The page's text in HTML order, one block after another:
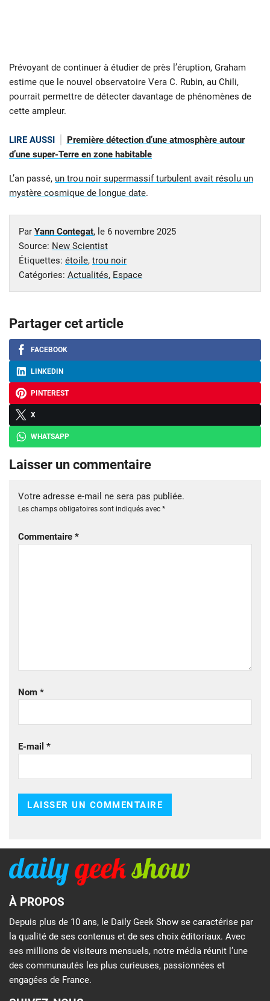
Prévoyant de continuer à étudier de près l’éruption, Graham
estime que le nouvel observatoire Vera C. Rubin, au Chili,
pourrait permettre de détecter davantage de phénomènes de
cette ampleur.
LIRE AUSSI
Première détection d’une atmosphère autour
d’une super-Terre en zone habitable
L’an passé, un trou noir supermassif turbulent avait résolu un
mystère cosmique de longue date.
Par Yann Contegat, le 6 novembre 2025
Source: New Scientist
Étiquettes: étoile, trou noir
Catégories: Actualités, Espace
Partager cet article
FACEBOOK
LINKEDIN
PINTEREST
X
WHATSAPP
Laisser un commentaire
Votre adresse e-mail ne sera pas publiée.
Les champs obligatoires sont indiqués avec *
Commentaire *
Nom *
E-mail *
À PROPOS
Depuis plus de 10 ans, le Daily Geek Show se caractérise par
la qualité de ses contenus et de ses choix éditoriaux. Avec
ses millions de visiteurs mensuels, notre média réunit l’une
des communautés les plus curieuses, passionnées et
engagées de France.